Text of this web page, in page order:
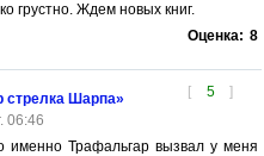
грустно. Ждем новых книг.
Оценка: 8
[ 5 ]
стрелка Шарпа»
06:46
Трафальгар вызвал у меня